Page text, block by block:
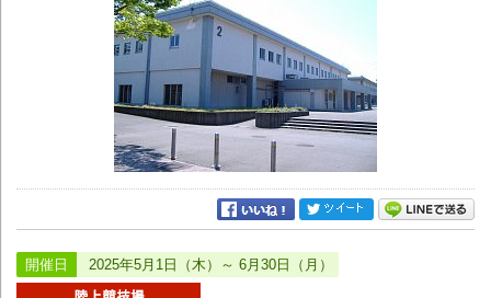
開催日 2025年5月1日（木）～ 6月30日（月）